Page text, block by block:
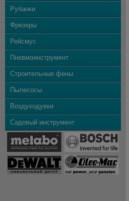
Рубанки
Фрезеры
Рейсмус
Пневмоинструмент
Строительные фены
Пылесосы
Воздуходувки
Садовый инструмент